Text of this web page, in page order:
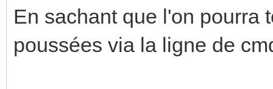
En sachant que l'on pourra
poussées via la ligne de